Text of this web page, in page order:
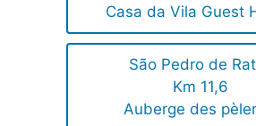
Casa da Vila Guest
São Pedro de
Km 11,6
Auberge des